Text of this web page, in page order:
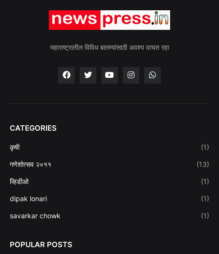
महाराष्ट्रातील विविध बातम्यांसाठी अवश्य वाचत रहा
CATEGORIES
कृषी (1)
गणेशोत्सव २०११ (13)
व्हिडीओ (1)
dipak lonari (1)
savarkar chowk (1)
POPULAR POSTS